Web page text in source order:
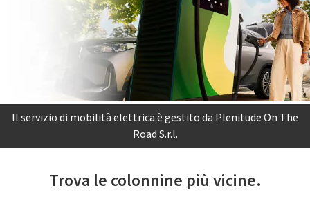
Il servizio di mobilità elettrica è gestito da Plenitude On The
Road S.r.l.
Trova le colonnine più vicine.